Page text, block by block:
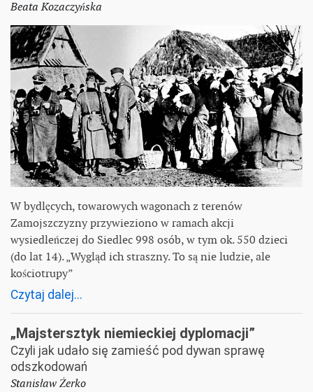
Beata Kozaczyńska
W bydlęcych, towarowych wagonach z terenów
Zamojszczyzny przywieziono w ramach akcji
wysiedleńczej do Siedlec 998 osób, w tym ok. 550 dzieci
(do lat 14). „Wygląd ich straszny. To są nie ludzie, ale
kościotrupy”
Czytaj dalej...
„Majstersztyk niemieckiej dyplomacji”
Czyli jak udało się zamieść pod dywan sprawę
odszkodowań
Stanisław Żerko